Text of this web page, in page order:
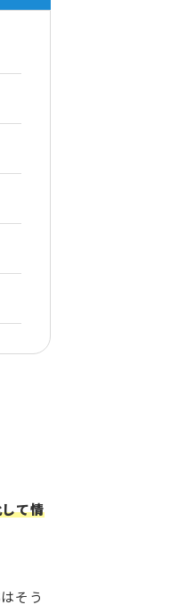
て情
そう